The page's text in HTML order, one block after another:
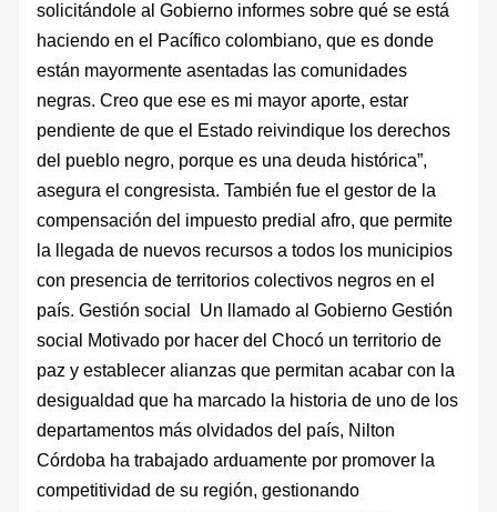
solicitándole al Gobierno informes sobre qué se está
haciendo en el Pacífico colombiano, que es donde
están mayormente asentadas las comunidades
negras. Creo que ese es mi mayor aporte, estar
pendiente de que el Estado reivindique los derechos
del pueblo negro, porque es una deuda histórica”,
asegura el congresista. También fue el gestor de la
compensación del impuesto predial afro, que permite
la llegada de nuevos recursos a todos los municipios
con presencia de territorios colectivos negros en el
país. Gestión social Un llamado al Gobierno Gestión
social Motivado por hacer del Chocó un territorio de
paz y establecer alianzas que permitan acabar con la
desigualdad que ha marcado la historia de uno de los
departamentos más olvidados del país, Nilton
Córdoba ha trabajado arduamente por promover la
competitividad de su región, gestionando